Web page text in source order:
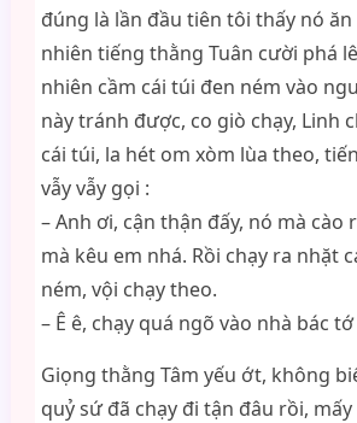
đúng là lần đầu tiên tôi thấy nó
nhiên tiếng thằng Tuân cười phá
nhiên cầm cái túi đen ném vào
này tránh được, co giò chạy, Linh
cái túi, la hét om xòm lùa theo,
vẫy vẫy gọi :
– Anh ơi, cận thận đấy, nó mà cào
mà kêu em nhá. Rồi chạy ra nhặt
ném, vội chạy theo.
– Ê ê, chạy quá ngõ vào nhà bác
Giọng thằng Tâm yếu ớt, không
quỷ sứ đã chạy đi tận đâu rồi,